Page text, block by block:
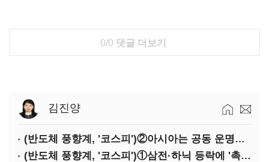
0/0 댓글 더보기
김진양
(반도체 풍향계, '코스피')②아시아는 공동 운명체?…일본·대만도 '동반 출렁'
(반도체 풍향계, '코스피')①삼전·하닉 등락에 '촉각'…코스피·나스닥 '한 몸'